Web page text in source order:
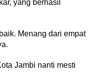
yang berhasil
Menang dari empat
Jambi nanti mesti